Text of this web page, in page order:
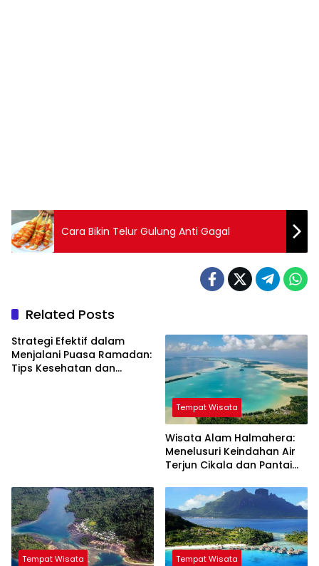
Cara Bikin Telur Gulung Anti Gagal
Related Posts
Strategi Efektif dalam
Menjalani Puasa Ramadan:
Tips Kesehatan dan
Tempat Wisata
Wisata Alam Halmahera:
Menelusuri Keindahan Air
Terjun Cikala dan Pantai
Tempat Wisata Tempat Wisata